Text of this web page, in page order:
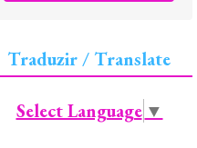
Traduzir / Translate
Select Language ▼